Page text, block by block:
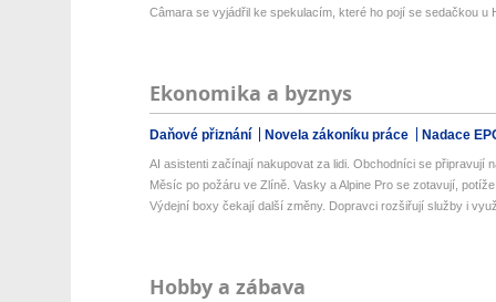
Câmara se vyjádřil ke spekulacím, které ho pojí se sedačkou u
Ekonomika a byznys
Daňové přiznání Novela zákoníku práce Nadace
AI asistenti začínají nakupovat za lidi. Obchodníci se připravují
Měsíc po požáru ve Zlíně. Vasky a Alpine Pro se zotavují, potíže
Výdejní boxy čekají další změny. Dopravci rozšiřují služby i
Hobby a zábava